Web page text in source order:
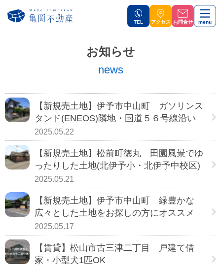
TEL アクセス お問合せ menu
お知らせ
news
【新規売土地】伊予市中山町 ガソリンス
タンド(ENEOS)隣地・国道５６号線沿い
2025.05.22
【新規売土地】松前町徳丸 田園風景でゆ
ったりした土地(北伊予小・北伊予中校区)
2025.05.21
【新規売土地】伊予市中山町 緑豊かな
広々とした土地をお探しの方にオススメ
2025.05.17
【賃貸】松山市古三津二丁目 戸建て借
家・小型犬1匹OK